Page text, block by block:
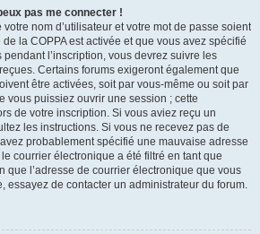
pas me connecter !
nom d’utilisateur et votre mot de passe soient
la COPPA est activée et que vous avez spécifié
l’inscription, vous devrez suivre les
Certains forums exigeront également que
être activées, soit par vous-même ou soit par
vous puissiez ouvrir une session ; cette
de votre inscription. Si vous aviez reçu un
les instructions. Si vous ne recevez pas de
probablement spécifié une mauvaise adresse
courrier électronique a été filtré en tant que
que l’adresse de courrier électronique que vous
essayez de contacter un administrateur du forum.